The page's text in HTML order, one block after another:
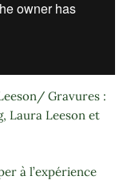
Gravures :
Laura Leeson et
à l’expérience